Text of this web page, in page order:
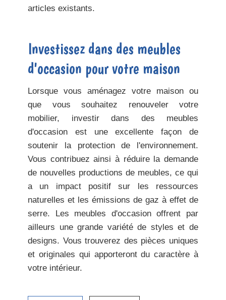
articles existants.
Investissez dans des meubles
d'occasion pour votre maison
Lorsque vous aménagez votre maison ou
que vous souhaitez renouveler votre
mobilier, investir dans des meubles
d'occasion est une excellente façon de
soutenir la protection de l'environnement.
Vous contribuez ainsi à réduire la demande
de nouvelles productions de meubles, ce qui
a un impact positif sur les ressources
naturelles et les émissions de gaz à effet de
serre. Les meubles d'occasion offrent par
ailleurs une grande variété de styles et de
designs. Vous trouverez des pièces uniques
et originales qui apporteront du caractère à
votre intérieur.